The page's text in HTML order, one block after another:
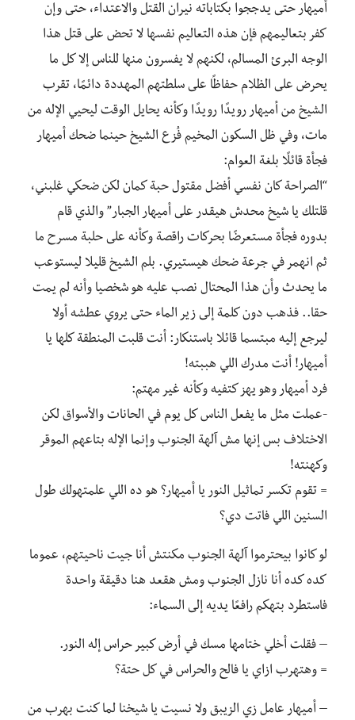
أميهار حتى يدججوا بكتاباته نيران القتل والاعتداء، حتى وإن
كفر بتعاليمهم فإن هذه التعاليم نفسها لا تحض على قتل هذا
الوجه البرئ المسالم، لكنهم لا يفسرون منها للناس إلا كل ما
يحرض على الظلام حفاظًا على سلطتهم المهددة دائمًا، تقرب
الشيخ من أميهار رويدًا رويدًا وكأنه يحايل الوقت ليحيي الإله من
مات، وفي ظل السكون المخيم فُزع الشيخ حينما ضحك أميهار
فجأة قائلًا بلغة العوام:
“الصراحة كان نفسي أفضل مقتول حبة كمان لكن ضحكي غلبني،
قلتلك يا شيخ محدش هيقدر على أميهار الجبار” والذي قام
بدوره فجأة مستعرضًا بحركات راقصة وكأنه على حلبة مسرح ما
ثم انهمر في جرعة ضحك هيستيري. بلم الشيخ قليلا ليستوعب
ما يحدث وأن هذا المحتال نصب عليه هو شخصيا وأنه لم يمت
حقا.. فذهب دون كلمة إلى زير الماء حتى يروي عطشه أولا
ليرجع إليه مبتسما قائلا باستنكار: أنت قلبت المنطقة كلها يا
أميهار! أنت مدرك اللي هببته!
فرد أميهار وهو يهز كتفيه وكأنه غير مهتم:
-عملت مثل ما يفعل الناس كل يوم في الحانات والأسواق لكن
الاختلاف بس إنها مش آلهة الجنوب وإنما الإله بتاعهم الموقر
وكهنته!
= تقوم تكسر تماثيل النور يا أميهار؟ هو ده اللي علمتهولك طول
السنين اللي فاتت دي؟
لو كانوا بيحترموا آلهة الجنوب مكنتش أنا جيت ناحيتهم، عموما
كده كده أنا نازل الجنوب ومش هقعد هنا دقيقة واحدة
فاستطرد بتهكم رافعًا يديه إلى السماء:
– فقلت أخلي ختامها مسك في أرض كبير حراس إله النور.
= وهتهرب ازاي يا فالح والحراس في كل حتة؟
– أميهار عامل زي الزيبق ولا نسيت يا شيخنا لما كنت بهرب من